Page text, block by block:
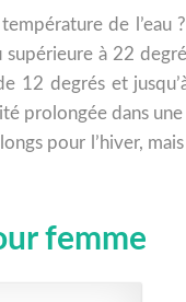
de
à 22
12 degrés et
prolongée dans
pour l’hiver,
femme